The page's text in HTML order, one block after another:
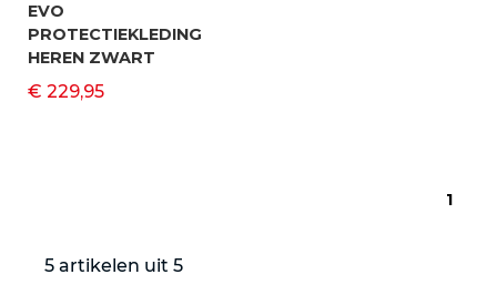
EVO
PROTECTIEKLEDING
HEREN ZWART
€ 229,95
1
5 artikelen uit 5